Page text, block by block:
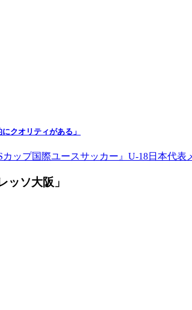
クオリティがある」
プ国際ユースサッカー』U-18日本代表
ッソ大阪」